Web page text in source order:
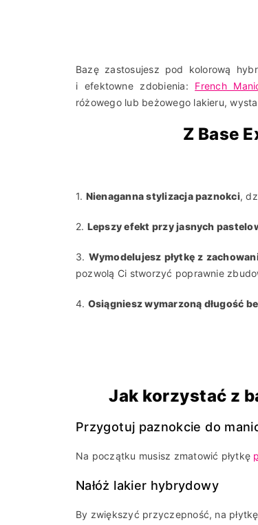
Bazę zastosujesz pod kolorową
i efektowne zdobienia: French
różowego lub beżowego lakieru,
Z Base
1. Nienaganna stylizacja paznokci,
2. Lepszy efekt przy jasnych
3. Wymodelujesz płytkę z
pozwolą Ci stworzyć poprawnie
4. Osiągniesz wymarzoną długość
Jak korzystać z
Przygotuj paznokcie do
Na początku musisz zmatowić płytkę
Nałóż lakier hybrydowy
By zwiększyć przyczepność, na